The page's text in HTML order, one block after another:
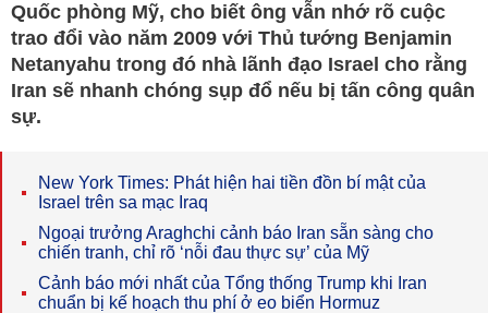
Quốc phòng Mỹ, cho biết ông vẫn nhớ rõ cuộc
trao đổi vào năm 2009 với Thủ tướng Benjamin
Netanyahu trong đó nhà lãnh đạo Israel cho rằng
Iran sẽ nhanh chóng sụp đổ nếu bị tấn công quân
sự.
New York Times: Phát hiện hai tiền đồn bí mật của
Israel trên sa mạc Iraq
Ngoại trưởng Araghchi cảnh báo Iran sẵn sàng cho
chiến tranh, chỉ rõ ‘nỗi đau thực sự’ của Mỹ
Cảnh báo mới nhất của Tổng thống Trump khi Iran
chuẩn bị kế hoạch thu phí ở eo biển Hormuz